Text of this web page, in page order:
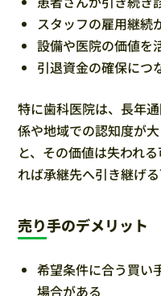
スタッフの雇用継続
設備や医院の価値を
引退資金の確保につ
特に歯科医院は、長年
係や地域での認知度が
と、その価値は失われ
れば承継先へ引き継げる
売り手のデメリット
希望条件に合う買い
場合がある